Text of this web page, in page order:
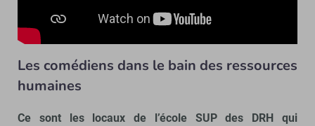
Les comédiens dans le bain des ressources
humaines
Ce sont les locaux de l’école SUP des DRH qui